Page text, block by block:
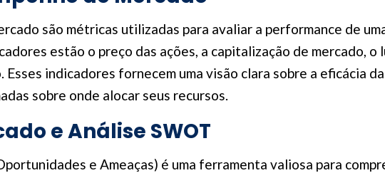
são métricas utilizadas para avaliar a performance de
estão o preço das ações, a capitalização de mercado, o
indicadores fornecem uma visão clara sobre a eficácia
sobre onde alocar seus recursos.
e Análise SWOT
e Ameaças) é uma ferramenta valiosa para